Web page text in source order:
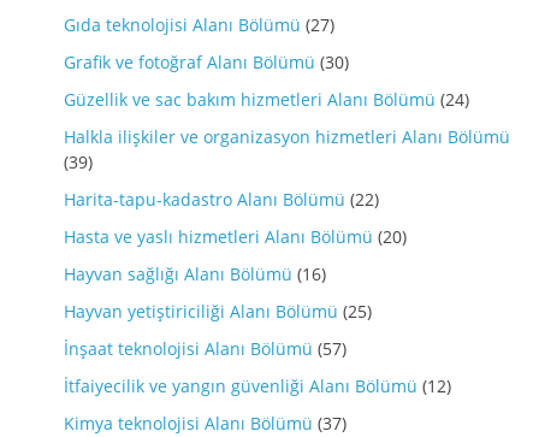
Gıda teknolojisi Alanı Bölümü (27)
Grafik ve fotoğraf Alanı Bölümü (30)
Güzellik ve sac bakım hizmetleri Alanı Bölümü (24)
Halkla ilişkiler ve organizasyon hizmetleri Alanı Bölümü
(39)
Harita-tapu-kadastro Alanı Bölümü (22)
Hasta ve yaslı hizmetleri Alanı Bölümü (20)
Hayvan sağlığı Alanı Bölümü (16)
Hayvan yetiştiriciliği Alanı Bölümü (25)
İnşaat teknolojisi Alanı Bölümü (57)
İtfaiyecilik ve yangın güvenliği Alanı Bölümü (12)
Kimya teknolojisi Alanı Bölümü (37)